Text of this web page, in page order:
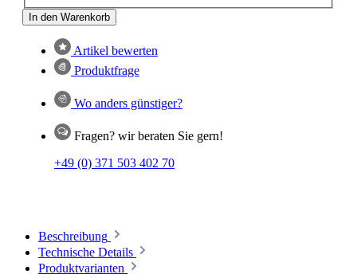
In den Warenkorb
Artikel bewerten
Produktfrage
Wo anders günstiger?
Fragen? wir beraten Sie gern!
+49 (0) 371 503 402 70
Beschreibung
Technische Details
Produktvarianten